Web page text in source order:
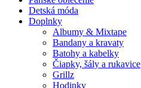
Detská móda
Doplnky
Albumy & Mixtape
Bandany a kravaty
Batohy a kabelky
Čiapky, šály a rukavice
Grillz
Hodinky